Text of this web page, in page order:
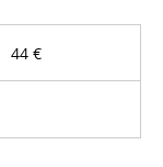
44 €